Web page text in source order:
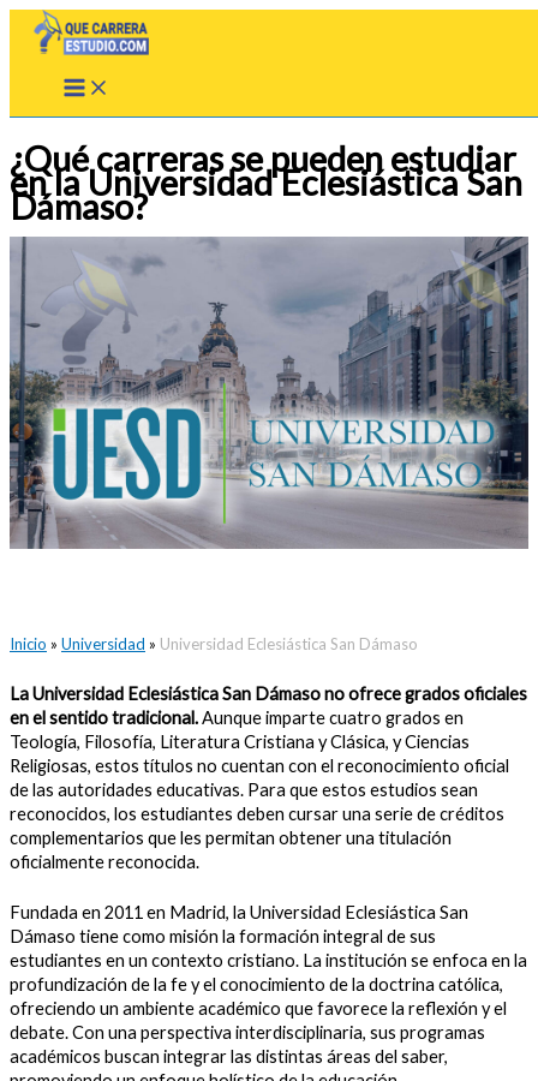
¿Qué carreras se pueden estudiar
en la Universidad Eclesiástica San
Dámaso?
Inicio » Universidad » Universidad Eclesiástica San Dámaso
La Universidad Eclesiástica San Dámaso no ofrece grados oficiales
en el sentido tradicional.Aunque imparte cuatro grados en
Teología, Filosofía, Literatura Cristiana y Clásica, y Ciencias
Religiosas, estos títulos no cuentan con el reconocimiento oficial
de las autoridades educativas. Para que estos estudios sean
reconocidos, los estudiantes deben cursar una serie de créditos
complementarios que les permitan obtener una titulación
oficialmente reconocida.
Fundada en 2011 en Madrid, la Universidad Eclesiástica San
Dámaso tiene como misión la formación integral de sus
estudiantes en un contexto cristiano. La institución se enfoca en la
profundización de la fe y el conocimiento de la doctrina católica,
ofreciendo un ambiente académico que favorece la reflexión y el
debate. Con una perspectiva interdisciplinaria, sus programas
académicos buscan integrar las distintas áreas del saber,